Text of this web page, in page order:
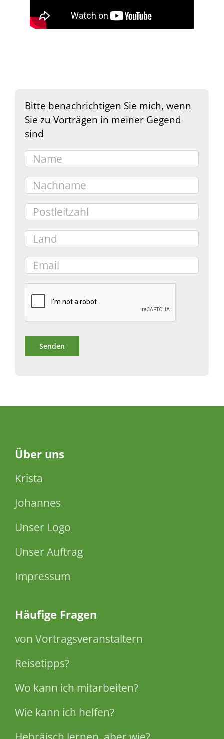
Bitte benachrichtigen Sie mich, wenn
Sie zu Vorträgen in meiner Gegend
sind
Über uns
Krista
Johannes
Unser Logo
Unser Auftrag
Impressum
Häufige Fragen
von Vortragsveranstaltern
Reisetipps?
Wo kann ich mitarbeiten?
Wie kann ich helfen?